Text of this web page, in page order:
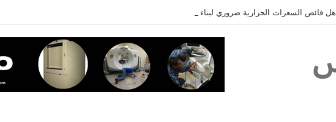
هل فائض السعرات الحرارية ضروري لبناء العضلات؟